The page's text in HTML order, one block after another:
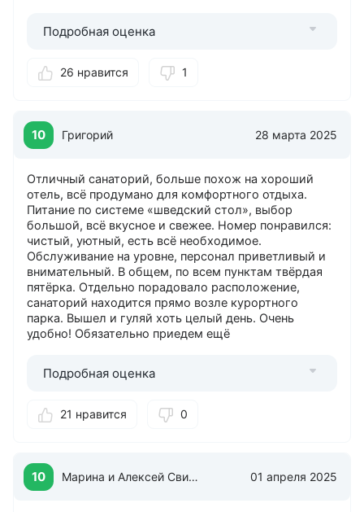
Подробная оценка
26 нравится 1
10 Григорий 28 марта 2025
Отличный санаторий, больше похож на хороший
отель, всё продумано для комфортного отдыха.
Питание по системе «шведский стол», выбор
большой, всё вкусное и свежее. Номер понравился:
чистый, уютный, есть всё необходимое.
Обслуживание на уровне, персонал приветливый и
внимательный. В общем, по всем пунктам твёрдая
пятёрка. Отдельно порадовало расположение,
санаторий находится прямо возле курортного
парка. Вышел и гуляй хоть целый день. Очень
удобно! Обязательно приедем ещё
Подробная оценка
21 нравится 0
10 Марина и Алексей Свистун 01 апреля 2025